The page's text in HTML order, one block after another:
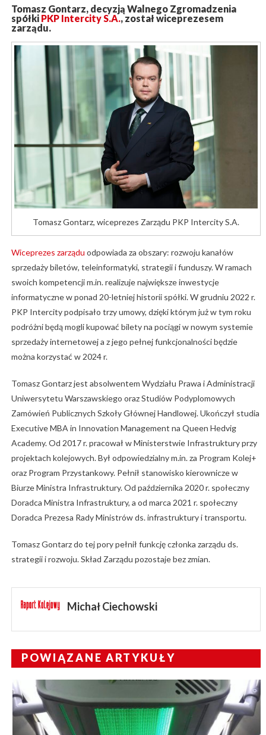
Tomasz Gontarz, decyzją Walnego Zgromadzenia
spółki PKP Intercity S.A., został wiceprezesem
zarządu.
Tomasz Gontarz, wiceprezes Zarządu PKP Intercity S.A.
Wiceprezes zarządu odpowiada za obszary: rozwoju kanałów
sprzedaży biletów, teleinformatyki, strategii i funduszy. W ramach
swoich kompetencji m.in. realizuje największe inwestycje
informatyczne w ponad 20-letniej historii spółki. W grudniu 2022 r.
PKP Intercity podpisało trzy umowy, dzięki którym już w tym roku
podróżni będą mogli kupować bilety na pociągi w nowym systemie
sprzedaży internetowej a z jego pełnej funkcjonalności będzie
można korzystać w 2024 r.
Tomasz Gontarz jest absolwentem Wydziału Prawa i Administracji
Uniwersytetu Warszawskiego oraz Studiów Podyplomowych
Zamówień Publicznych Szkoły Głównej Handlowej. Ukończył studia
Executive MBA in Innovation Management na Queen Hedvig
Academy. Od 2017 r. pracował w Ministerstwie Infrastruktury przy
projektach kolejowych. Był odpowiedzialny m.in. za Program Kolej+
oraz Program Przystankowy. Pełnił stanowisko kierownicze w
Biurze Ministra Infrastruktury. Od października 2020 r. społeczny
Doradca Ministra Infrastruktury, a od marca 2021 r. społeczny
Doradca Prezesa Rady Ministrów ds. infrastruktury i transportu.
Tomasz Gontarz do tej pory pełnił funkcję członka zarządu ds.
strategii i rozwoju. Skład Zarządu pozostaje bez zmian.
Michał Ciechowski
POWIĄZANE ARTYKUŁY